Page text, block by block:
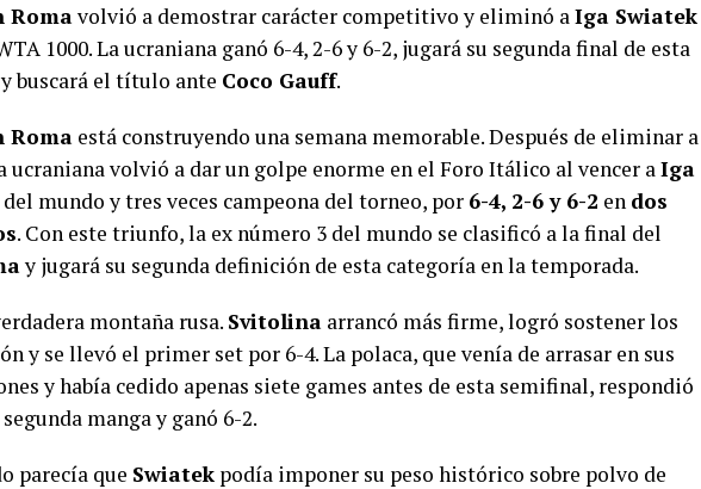
Romavolvió a demostrar carácter competitivo y eliminó aIga Swiatek
1000. La ucraniana ganó 6-4, 2-6 y 6-2, jugará su segunda final de esta
buscará el título ante Coco Gauff.
Roma está construyendo una semana memorable. Después de eliminar a
ucraniana volvió a dar un golpe enorme en el Foro Itálico al vencer aIga
mundo y tres veces campeona del torneo, por 6-4, 2-6 y 6-2 en dos
. Con este triunfo, la ex número 3 del mundo se clasificó a la final del
y jugará su segunda definición de esta categoría en la temporada.
montaña rusa. Svitolina arrancó más firme, logró sostener los
y se llevó el primer set por 6-4. La polaca, que venía de arrasar en sus
y había cedido apenas siete games antes de esta semifinal, respondió
manga y ganó 6-2.
parecía que Swiatek podía imponer su peso histórico sobre polvo de